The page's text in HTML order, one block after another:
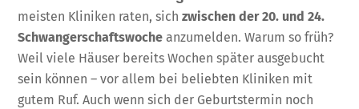
meisten Kliniken raten, sichzwischen der 20. und 24.
Schwangerschaftswoche anzumelden. Warum so früh?
Weil viele Häuser bereits Wochen später ausgebucht
sein können – vor allem bei beliebten Kliniken mit
gutem Ruf. Auch wenn sich der Geburtstermin noch